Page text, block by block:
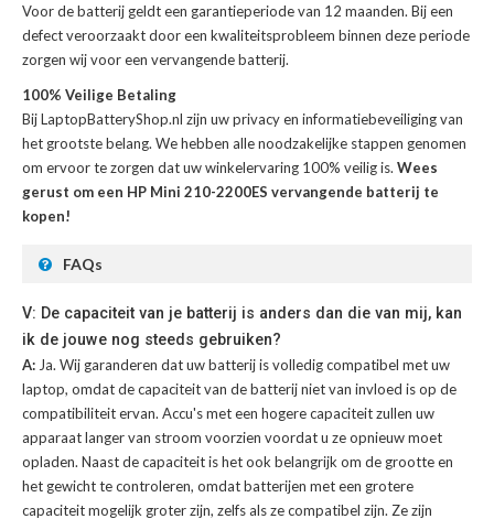
Voor debatterij geldt een garantieperiode van 12 maanden. Bij een
defect veroorzaakt door een kwaliteitsprobleem binnen deze periode
zorgen wij voor een vervangende batterij.
100% Veilige Betaling
Bij LaptopBatteryShop.nl zijn uw privacy en informatiebeveiliging van
het grootste belang. We hebben alle noodzakelijke stappen genomen
om ervoor te zorgen dat uw winkelervaring 100% veilig is. Wees
gerust om een HP Mini 210-2200ES vervangende batterij te
kopen!
FAQs
V: De capaciteit van je batterij is anders dan die van mij, kan
ik de jouwe nog steeds gebruiken?
A: Ja. Wij garanderen dat uw batterij is volledig compatibel met uw
laptop, omdat de capaciteit van de batterij niet van invloed is op de
compatibiliteit ervan. Accu's met een hogere capaciteit zullen uw
apparaat langer van stroom voorzien voordat u ze opnieuw moet
opladen. Naast de capaciteit is het ook belangrijk om de grootte en
het gewicht te controleren, omdat batterijen met een grotere
capaciteit mogelijk groter zijn, zelfs als ze compatibel zijn. Ze zijn